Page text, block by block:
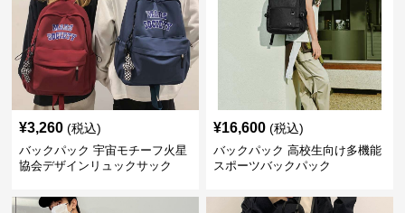
¥3,260 (税込)
バックパック 宇宙モチーフ火星
協会デザインリュックサック
¥16,600 (税込)
バックパック 高校生向け多機能
スポーツバックパック